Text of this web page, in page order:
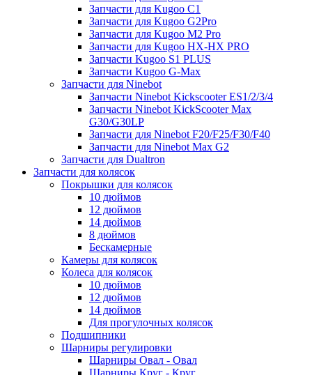
Запчасти для Kugoo C1
Запчасти для Kugoo G2Pro
Запчасти для Kugoo M2 Pro
Запчасти для Kugoo HX-HX PRO
Запчасти Kugoo S1 PLUS
Запчасти Kugoo G-Max
Запчасти для Ninebot
Запчасти Ninebot Kickscooter ES1/2/3/4
Запчасти Ninebot KickScooter Max
G30/G30LP
Запчасти для Ninebot F20/F25/F30/F40
Запчасти для Ninebot Max G2
Запчасти для Dualtron
Запчасти для колясок
Покрышки для колясок
10 дюймов
12 дюймов
14 дюймов
8 дюймов
Бескамерные
Камеры для колясок
Колеса для колясок
10 дюймов
12 дюймов
14 дюймов
Для прогулочных колясок
Подшипники
Шарниры регулировки
Шарниры Овал - Овал
Шарниры Круг - Круг